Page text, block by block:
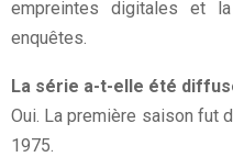
empreintes digitales et
enquêtes.
La série a-t-elle été
Oui. La première saison fut
1975.